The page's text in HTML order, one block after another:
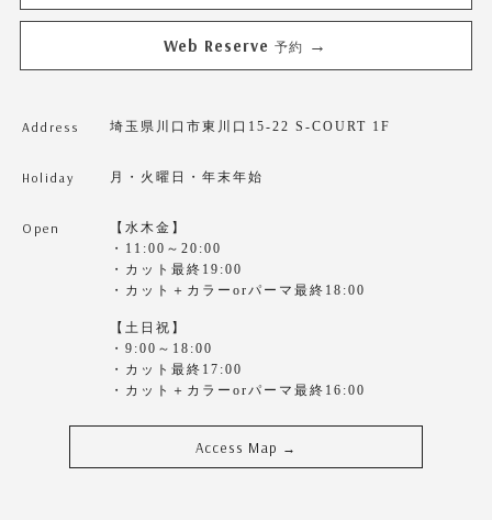
Web Reserve 予約 →
Address 埼玉県川口市東川口15-22 S-COURT 1F
Holiday 月・火曜日・年末年始
Open
【水木金】
・11:00～20:00
・カット最終19:00
・カット＋カラーorパーマ最終18:00
【土日祝】
・9:00～18:00
・カット最終17:00
・カット＋カラーorパーマ最終16:00
Access Map →